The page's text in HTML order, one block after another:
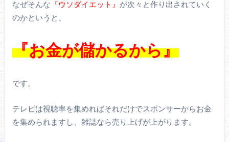
なぜそんな 『ウソダイエット』 が次々と作り出されていく
のかというと、
『お金が儲かるから』
です。
テレビは視聴率を集めればそれだけでスポンサーからお金
を集められますし、雑誌なら売り上げが上がります。